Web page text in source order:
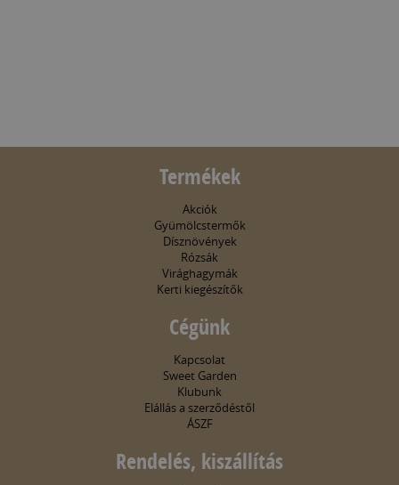
Termékek
Akciók
Gyümölcstermők
Dísznövények
Rózsák
Virághagymák
Kerti kiegészítők
Cégünk
Kapcsolat
Sweet Garden
Klubunk
Elállás a szerződéstől
ÁSZF
Rendelés, kiszállítás